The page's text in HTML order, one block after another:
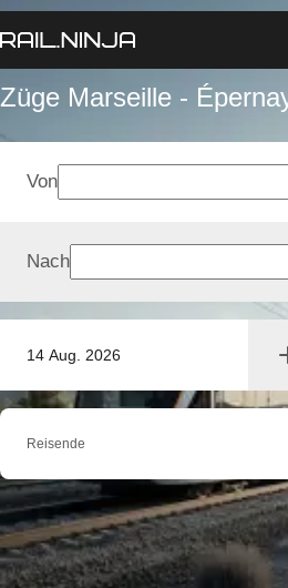
Züge Marseille -
14 Aug. 2026
Von
Nach
Reisende